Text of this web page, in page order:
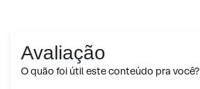
Avaliação
O quão foi útil este conteúdo pra você?